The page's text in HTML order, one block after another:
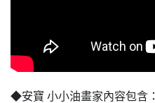
◆安寶 小小油畫家內容包含：